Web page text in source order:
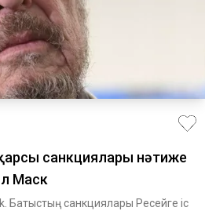
санкциялары нәтиже
Маск
санкциялары Ресейге іс